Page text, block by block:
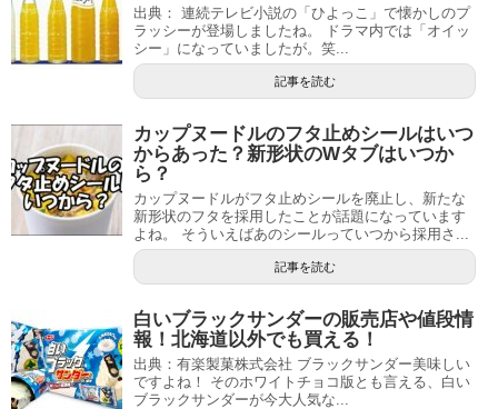
出典： 連続テレビ小説の「ひよっこ」で懐かしのプ
ラッシーが登場しましたね。 ドラマ内では「オイッ
シー」になっていましたが。笑...
記事を読む
カップヌードルのフタ止めシールはいつ
からあった？新形状のWタブはいつか
ら？
カップヌードルがフタ止めシールを廃止し、新たな
新形状のフタを採用したことが話題になっています
よね。 そういえばあのシールっていつから採用さ...
記事を読む
白いブラックサンダーの販売店や値段情
報！北海道以外でも買える！
出典：有楽製菓株式会社 ブラックサンダー美味しい
ですよね！ そのホワイトチョコ版とも言える、白い
ブラックサンダーが今大人気な...